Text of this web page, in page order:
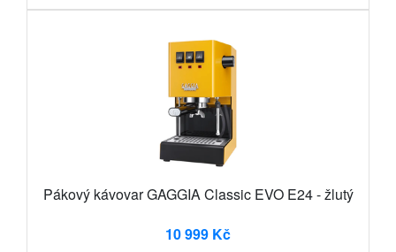
Pákový kávovar GAGGIA Classic EVO E24 - žlutý
10 999 Kč